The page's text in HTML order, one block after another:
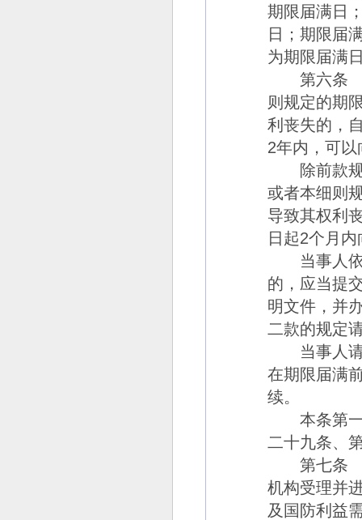
期限届满日
日；期限届
为期限届满
第六条
则规定的期
利丧失的，
2年内，可以
除前款规
或者本细则
导致其权利
日起2个月内
当事人依
的，应当提
明文件，并
二款的规定
当事人请
在期限届满
续。
本条第一
二十九条、
第七条
机构受理并
及国防利益